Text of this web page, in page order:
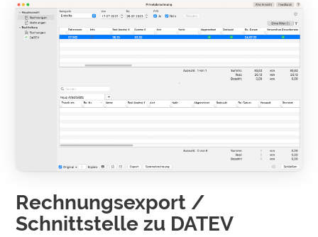
Rechnungsexport /
Schnittstelle zu DATEV